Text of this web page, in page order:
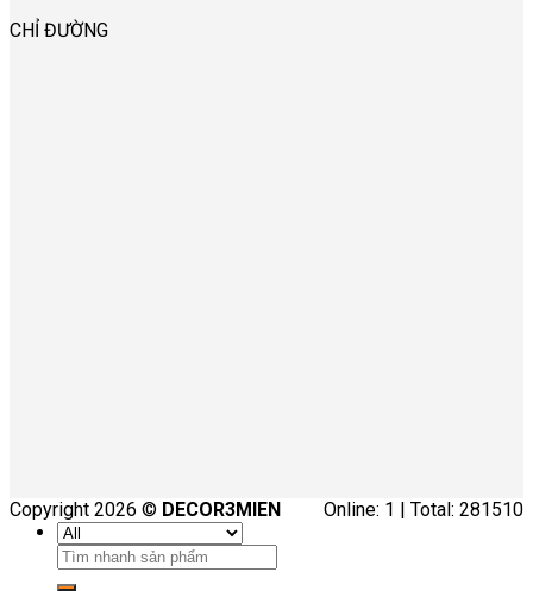
CHỈ ĐƯỜNG
Online: 1 | Total: 281510
Copyright 2026 © DECOR3MIEN
Tìm